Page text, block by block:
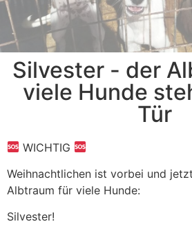
Silvester - der
viele Hunde
Tür
WICHTIG
Weihnachtlichen ist vorbei und
Albtraum für viele Hunde:
Silvester!